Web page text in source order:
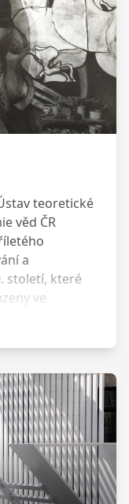
teoretické
věd ČR
a
století, které
ve